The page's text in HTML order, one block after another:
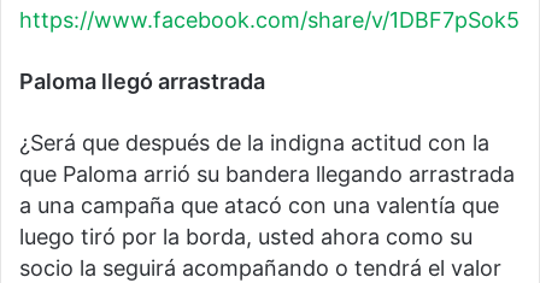
https://www.facebook.com/share/v/1DBF7pSok5
Paloma llegó arrastrada
¿Será que después de la indigna actitud con la
que Paloma arrió su bandera llegando arrastrada
a una campaña que atacó con una valentía que
luego tiró por la borda, usted ahora como su
socio la seguirá acompañando o tendrá el valor